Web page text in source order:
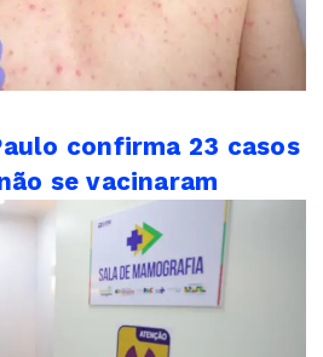
confirma 23 casos
se vacinaram